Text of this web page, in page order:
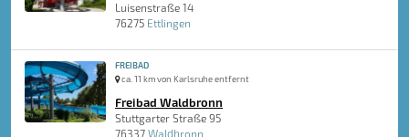
Luisenstraße 14
76275 Ettlingen
FREIBAD
ca. 11 km von Karlsruhe entfernt
Freibad Waldbronn
Stuttgarter Straße 95
76337 Waldbronn